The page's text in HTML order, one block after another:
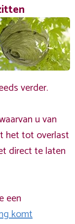
verder.
u van
het tot overlast
direct te laten
een
komt